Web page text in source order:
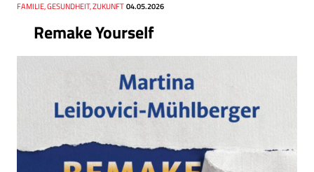
Remake Yourself
Thema
FAMILIE, GESUNDHEIT, ZUKUNFT
Datum 04.05.2026